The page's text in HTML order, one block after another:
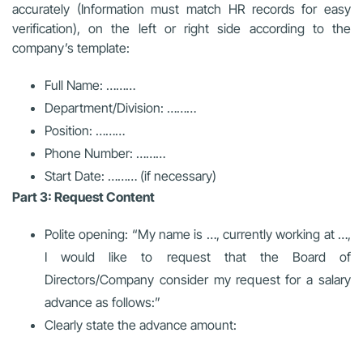
accurately (Information must match HR records for easy
verification), on the left or right side according to the
company’s template:
Full Name: ………
Department/Division: ………
Position: ………
Phone Number: ………
Start Date: ……… (if necessary)
Part 3: Request Content
Polite opening: “My name is …, currently working at …,
I would like to request that the Board of
Directors/Company consider my request for a salary
advance as follows:”
Clearly state the advance amount: